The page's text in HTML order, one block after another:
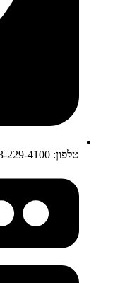
טלפון: 073-229-4100